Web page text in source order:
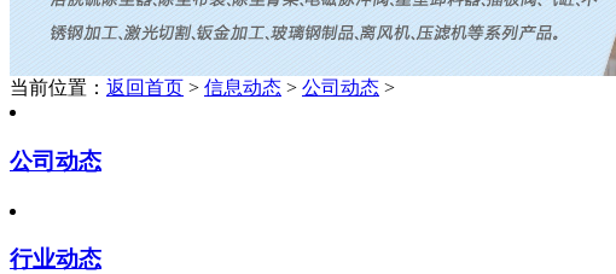
当前位置： 返回首页 > 信息动态 > 公司动态 >
公司动态
行业动态